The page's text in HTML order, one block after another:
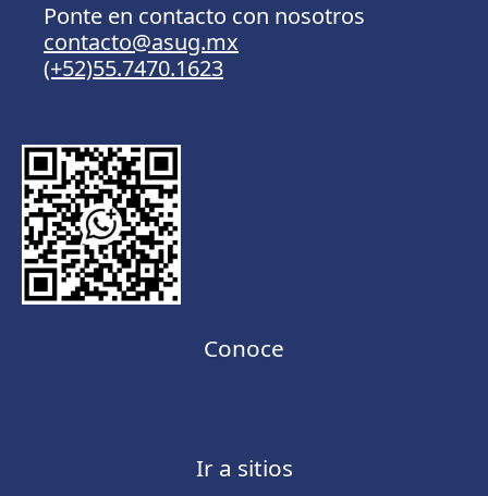
Ponte en contacto con nosotros
contacto@asug.mx
(+52)55.7470.1623
Conoce
Ir a sitios